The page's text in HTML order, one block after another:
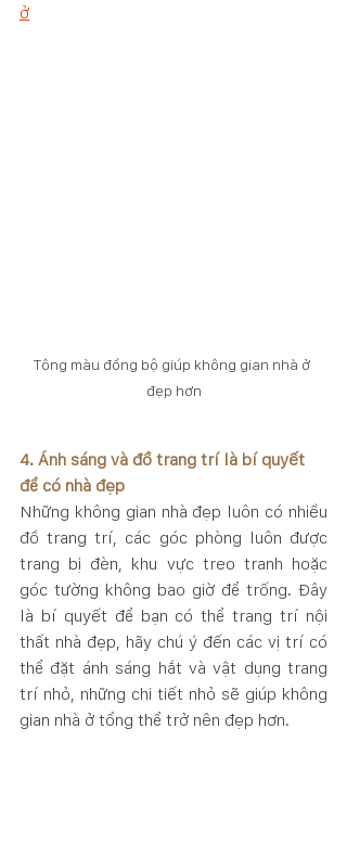
ở
Tông màu đồng bộ giúp không gian nhà ở
đẹp hơn
4. Ánh sáng và đồ trang trí là bí quyết
để có nhà đẹp
Những không gian nhà đẹp luôn có nhiều
đồ trang trí, các góc phòng luôn được
trang bị đèn, khu vực treo tranh hoặc
góc tường không bao giờ để trống. Đây
là bí quyết để bạn có thể trang trí nội
thất nhà đẹp, hãy chú ý đến các vị trí có
thể đặt ánh sáng hắt và vật dụng trang
trí nhỏ, những chi tiết nhỏ sẽ giúp không
gian nhà ở tổng thể trở nên đẹp hơn.